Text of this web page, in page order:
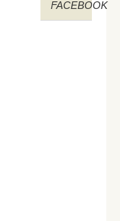
FACEBOOK